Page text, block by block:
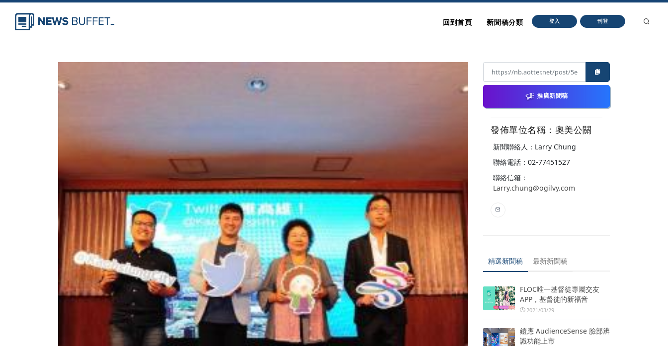
回到首頁 新聞稿分類 登入 刊登
推廣新聞稿
發佈單位名稱：奧美公關
新聞聯絡人：Larry Chung
聯絡電話：02-77451527
聯絡信箱：
Larry.chung@ogilvy.com
精選新聞稿 最新新聞稿
FLOC唯一基督徒專屬交友
APP，基督徒的新福音
2021/03/29
鎧應 AudienceSense 臉部辨
識功能上市